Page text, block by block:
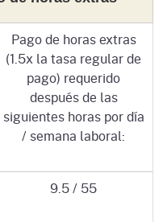
Pago de horas extras
(1.5x la tasa regular de
pago) requerido
después de las
siguientes horas por día
/ semana laboral:
9.5 / 55